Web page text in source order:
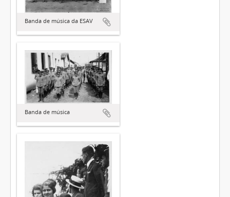
Banda de música da ESAV
Banda de música